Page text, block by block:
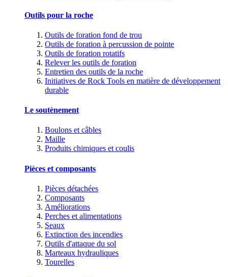
Outils pour la roche
Outils de foration fond de trou
Outils de foration à percussion de pointe
Outils de foration rotatifs
Relever les outils de foration
Entretien des outils de la roche
Initiatives de Rock Tools en matière de développement
durable
Le soutènement
Boulons et câbles
Maille
Produits chimiques et coulis
Pièces et composants
Pièces détachées
Composants
Améliorations
Perches et alimentations
Seaux
Extinction des incendies
Outils d'attaque du sol
Marteaux hydrauliques
Tourelles